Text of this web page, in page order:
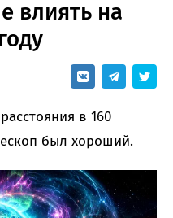
влиять на
в 160
был хороший.